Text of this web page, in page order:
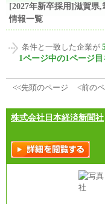
[2027年新卒採用]滋賀県
情報一覧
条件と一致した企業が
1ページ中の1ページ
<<先頭のページ
<前の
株式会社日本経済新聞社